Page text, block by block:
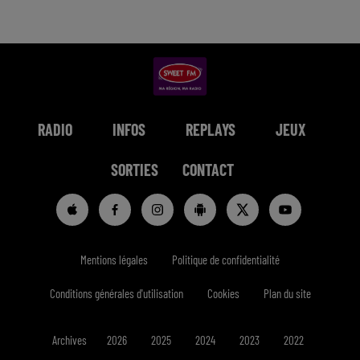
RADIO INFOS REPLAYS JEUX
SORTIES CONTACT
Mentions légales Politique de confidentialité
Conditions générales d'utilisation Cookies Plan du site
Archives 2026 2025 2024 2023 2022